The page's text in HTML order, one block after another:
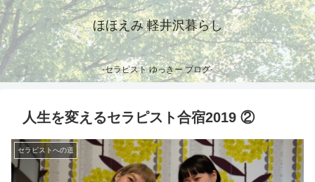
ほほえみ 軽井沢暮らし
-セラピスト ゆっきー ブログ-
人生を変えるセラピスト合宿2019 ②
セラピストへの道